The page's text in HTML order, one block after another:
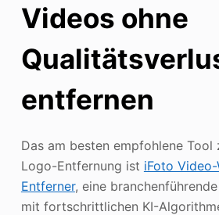
Videos ohne
entfernen
Das am besten empfohlene
Logo-Entfernung ist iFoto
Entferner, eine
mit fortschrittlichen KI-